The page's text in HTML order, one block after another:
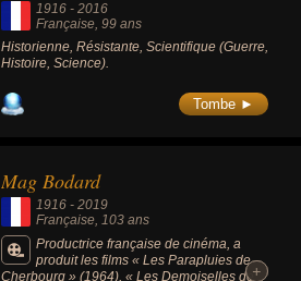
1916 -2016
Française, 99 ans
Historienne, Résistante, Scientifique (Guerre,
Histoire, Science).
Tombe ►
Mag Bodard
1916 -2019
Française, 103 ans
Productrice française de cinéma, a
produit les films « Les Parapluies de
Cherbourg » (1964), « Les Demoiselles de+
+